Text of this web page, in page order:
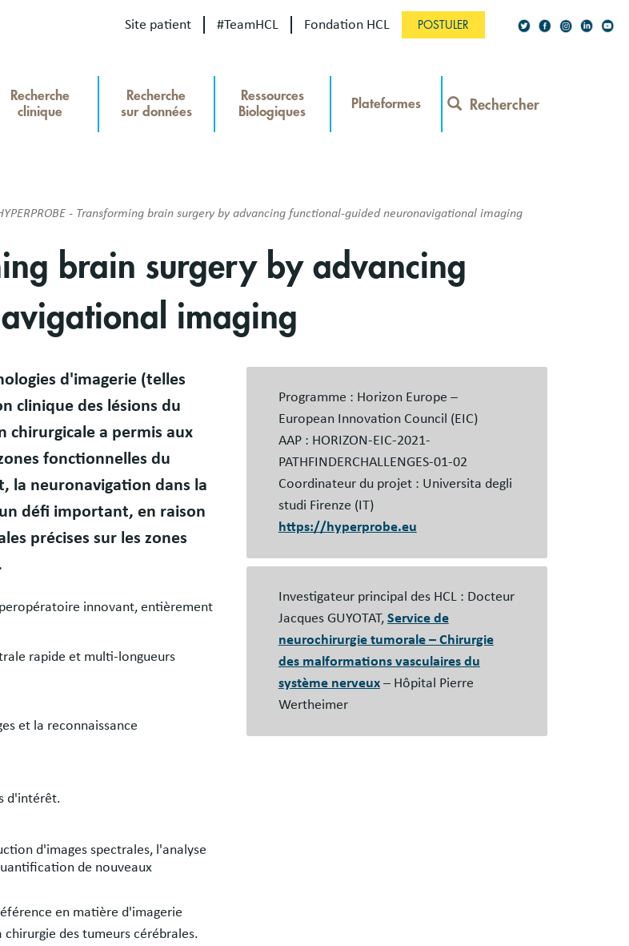
site
Recherche
Site patient #TeamHCL Fondation HCL POSTULER
Network
Recherche
clinique
Recherche
sur données
Ressources
Biologiques
Plateformes Rechercher
- Transforming brain surgery by advancing functional-guided neuronavigational imaging
brain surgery by advancing
imaging
d'imagerie (telles
clinique des lésions du
chirurgicale a permis aux
fonctionnelles du
la neuronavigation dans la
défi important, en raison
précises sur les zones
innovant, entièrement
rapide et multi-longueurs
et la reconnaissance
d'intérêt.
d'images spectrales, l'analyse
de nouveaux
en matière d'imagerie
des tumeurs cérébrales.
Programme : Horizon Europe –
European Innovation Council (EIC)
AAP : HORIZON-EIC-2021-
PATHFINDERCHALLENGES-01-02
Coordinateur du projet : Universita degli
studi Firenze (IT)
https://hyperprobe.eu
Investigateur principal des HCL : Docteur
Jacques GUYOTAT, Service de
neurochirurgie tumorale – Chirurgie
des malformations vasculaires du
système nerveux– Hôpital Pierre
Wertheimer